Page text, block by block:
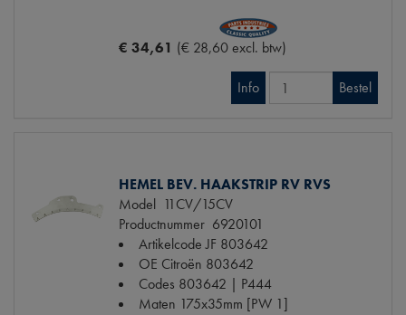
€ 34,61 (€ 28,60 excl. btw)
Info Bestel
HEMEL BEV. HAAKSTRIP RV RVS
Model 11CV/15CV
Productnummer 6920101
Artikelcode JF 803642
OE Citroën 803642
Codes 803642 | P444
Maten 175x35mm [PW 1]